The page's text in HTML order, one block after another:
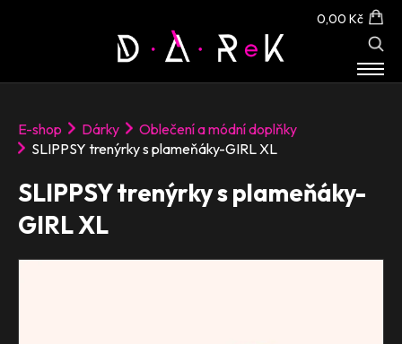
0,00 Kč
E-shop Dárky
Oblečení a módní doplňky
SLIPPSY trenýrky s plameňáky-GIRL XL
SLIPPSY trenýrky s plameňáky-
GIRL XL